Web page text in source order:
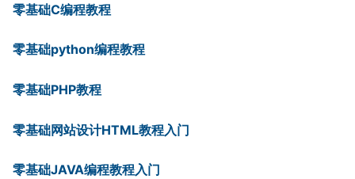
零基础C编程教程
零基础python编程教程
零基础PHP教程
零基础网站设计HTML教程入门
零基础JAVA编程教程入门